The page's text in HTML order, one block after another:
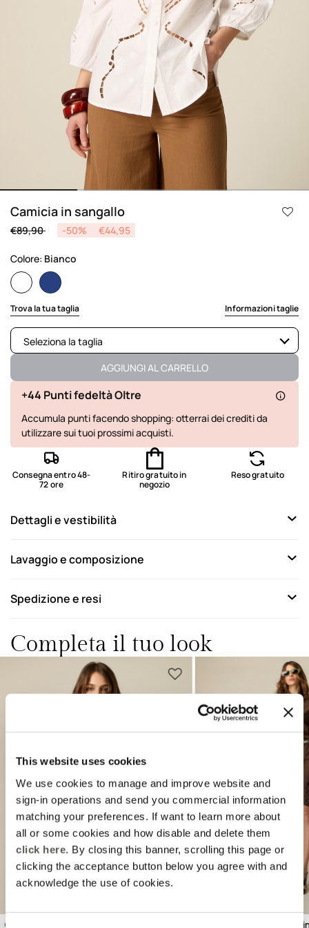
This website uses cookies
We use cookies to manage and improve website and
sign-in operations and send you commercial information
matching your preferences. If want to learn more about
all or some cookies and how disable and delete them
click here. By closing this banner, scrolling this page or
clicking the acceptance button below you agree with and
acknowledge the use of cookies.
Camicia in sangallo
Price reduced from
€89,90to -50% €44,95
Colore: Bianco
selected
Trova la tua taglia Informazioni taglie
Seleziona la taglia
Disponibile
Disponibile
Disponibile
Disponibile
AGGIUNGI AL CARRELLO
+44 Punti fedeltà Oltre
Accumula punti facendo shopping: otterrai dei crediti da
utilizzare sui tuoi prossimi acquisti.
Consegna entro 48-
72 ore
Ritiro gratuito in
negozio
Reso gratuito
Dettagli e vestibilità
Lavaggio e composizione
Spedizione e resi
Completa il tuo look
Camicia gessata misto lino Bermuda gessati misto
Previous Next